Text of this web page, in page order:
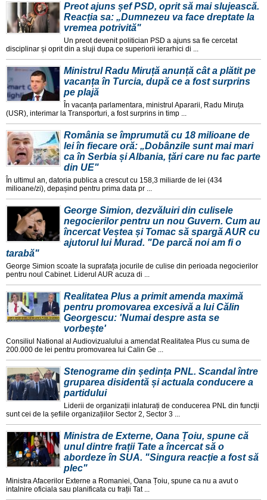
Preot ajuns șef PSD, oprit să mai slujească.
Reacția sa: „Dumnezeu va face dreptate la
vremea potrivită"
Un preot devenit politician PSD a ajuns sa fie cercetat
disciplinar și oprit din a sluji dupa ce superiorii ierarhici di ...
Ministrul Radu Miruță anunță cât a plătit pe
vacanța în Turcia, după ce a fost surprins
pe plajă
În vacanța parlamentara, ministrul Apararii, Radu Miruța
(USR), interimar la Transporturi, a fost surprins in timp ...
România se împrumută cu 18 milioane de
lei în fiecare oră: „Dobânzile sunt mai mari
ca în Serbia și Albania, țări care nu fac parte
din UE"
În ultimul an, datoria publica a crescut cu 158,3 miliarde de lei (434
milioane/zi), depașind pentru prima data pr ...
George Simion, dezvăluiri din culisele
negocierilor pentru un nou Guvern. Cum au
încercat Veștea și Tomac să spargă AUR cu
ajutorul lui Murad. "De parcă noi am fi o
tarabă"
George Simion scoate la suprafața jocurile de culise din perioada negocierilor
pentru noul Cabinet. Liderul AUR acuza di ...
Realitatea Plus a primit amenda maximă
pentru promovarea excesivă a lui Călin
Georgescu: 'Numai despre asta se
vorbește'
Consiliul National al Audiovizualului a amendat Realitatea Plus cu suma de
200.000 de lei pentru promovarea lui Calin Ge ...
Stenograme din ședința PNL. Scandal între
gruparea disidentă și actuala conducere a
partidului
Liderii de organizații inlaturați de conducerea PNL din funcții
sunt cei de la șefiile organizațiilor Sector 2, Sector 3 ...
Ministra de Externe, Oana Țoiu, spune că
unul dintre frații Tate a încercat să o
abordeze în SUA. "Singura reacție a fost să
plec"
Ministra Afacerilor Externe a Romaniei, Oana Țoiu, spune ca nu a avut o
intalnire oficiala sau planificata cu frații Tat ...